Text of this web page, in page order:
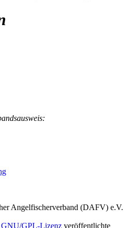
Angelfischerverband (DAFV) e.V.
GNU/GPL-Lizenz veröffentlichte